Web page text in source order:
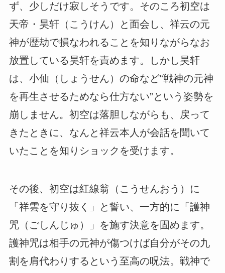
ず、少しだけ寂しそうです。そのころ初空は
天帝・昊轩（こうけん）と面会し、祥云の元
神が歴劫で損なわれることを知りながらなお
放置している昊轩を責めます。しかし昊轩
は、小仙（しょうせん）の命など“戦神の元神
を再生させるためなら仕方ない”という姿勢を
崩しません。初空は落胆しながらも、戻って
きたときに、なんと祥云本人が会話を聞いて
いたことを知りショックを受けます。
その後、初空は紅線翁（こうせんおう）に
「祥雲を守り抜く」と誓い、一方的に「護神
咒（ごしんじゅ）」を施す決意を固めます。
護神咒は相手の元神が傷つけば自分がその九
割を肩代わりするという至高の呪法。戦神で